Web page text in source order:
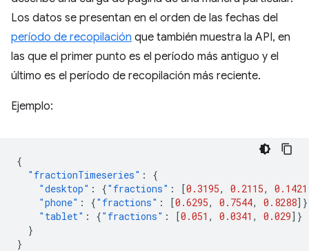
Los datos se presentan en el orden de las fechas del
período de recopilación que también muestra la API, en
las que el primer punto es el período más antiguo y el
último es el período de recopilación más reciente.
Ejemplo:
{
"fractionTimeseries" :
{
"desktop" : {"fractions" : [0.3195, 0.2115, 0.1421
"phone" : {"fractions" : [0.6295, 0.7544, 0.8288
"tablet" : {"fractions" : [0.051 , 0.0341 , 0.029]}
}
}